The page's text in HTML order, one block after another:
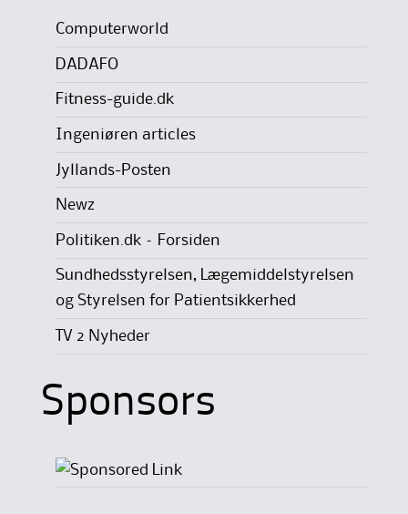
Computerworld
DADAFO
Fitness-guide.dk
Ingeniøren articles
Jyllands-Posten
Newz
Politiken.dk – Forsiden
Sundhedsstyrelsen, Lægemiddelstyrelsen
og Styrelsen for Patientsikkerhed
TV 2 Nyheder
Sponsors